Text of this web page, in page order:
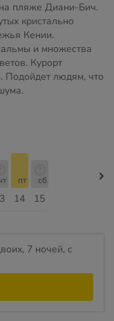
пляже Диани-Бич.
кристально
Кении.
и множества
Курорт
Подойдет людям, что
14
пт
15
сб
7 ночей, c